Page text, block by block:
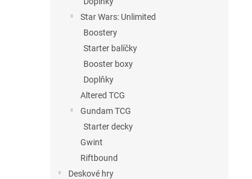
Star Wars: Unlimited
Boostery
Starter balíčky
Booster boxy
Doplňky
Altered TCG
Gundam TCG
Starter decky
Gwint
Riftbound
Deskové hry